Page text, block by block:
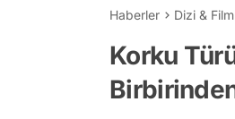
Haberler Dizi & Film
Korku